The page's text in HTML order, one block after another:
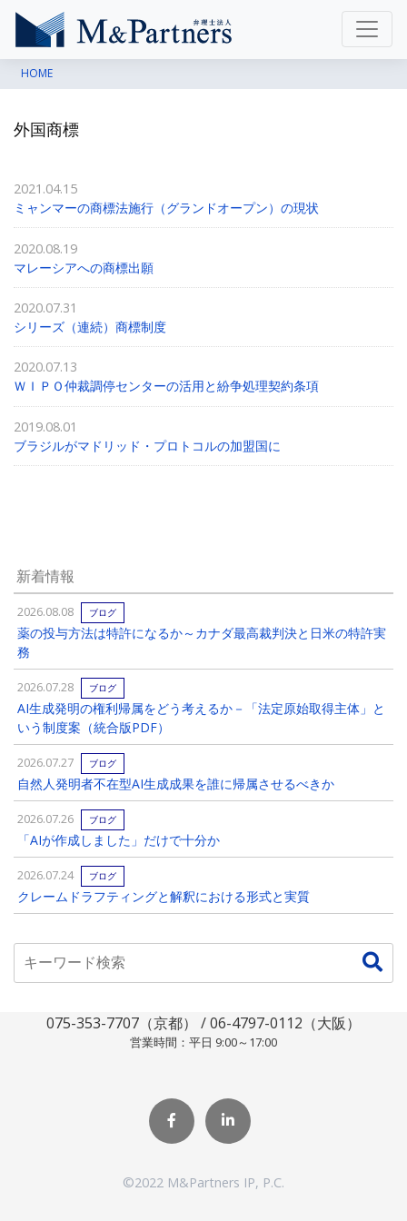
HOME
外国商標
2021.04.15
ミャンマーの商標法施行（グランドオープン）の現状
2020.08.19
マレーシアへの商標出願
2020.07.31
シリーズ（連続）商標制度
2020.07.13
ＷＩＰＯ仲裁調停センターの活用と紛争処理契約条項
2019.08.01
ブラジルがマドリッド・プロトコルの加盟国に
新着情報
2026.08.08 ブログ
薬の投与方法は特許になるか～カナダ最高裁判決と日米の特許実
務
2026.07.28 ブログ
AI生成発明の権利帰属をどう考えるか－「法定原始取得主体」と
いう制度案（統合版PDF）
2026.07.27 ブログ
自然人発明者不在型AI生成成果を誰に帰属させるべきか
2026.07.26 ブログ
「AIが作成しました」だけで十分か
2026.07.24 ブログ
クレームドラフティングと解釈における形式と実質
075-353-7707（京都） / 06-4797-0112（大阪）
営業時間：平日 9:00～17:00
©2022 M&Partners IP, P.C.